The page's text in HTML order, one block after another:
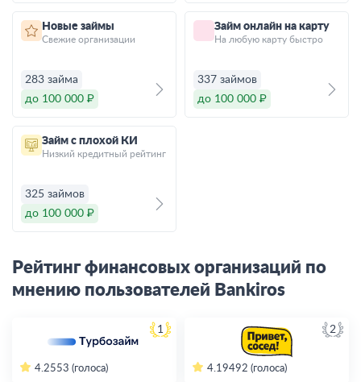
Новые займы
Свежие организации
283 займа
до 100 000 ₽
Займ онлайн на карту
На любую карту быстро
337 займов
до 100 000 ₽
Займ с плохой КИ
Низкий кредитный рейтинг
325 займов
до 100 000 ₽
Рейтинг финансовых организаций по
мнению пользователей Bankiros
1
4.2553 (голоса)
2
4.19492 (голоса)